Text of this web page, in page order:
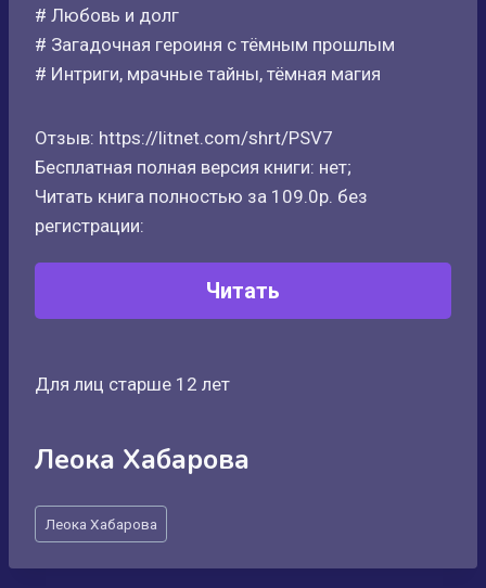
# Любовь и долг
# Загадочная героиня с тёмным прошлым
# Интриги, мрачные тайны, тёмная магия
Отзыв: https://litnet.com/shrt/PSV7
Бесплатная полная версия книги: нет;
Читать книга полностью за 109.0р. без
регистрации:
Читать
Для лиц старше 12 лет
Леока Хабарова
Метки
записи:
Леока Хабарова